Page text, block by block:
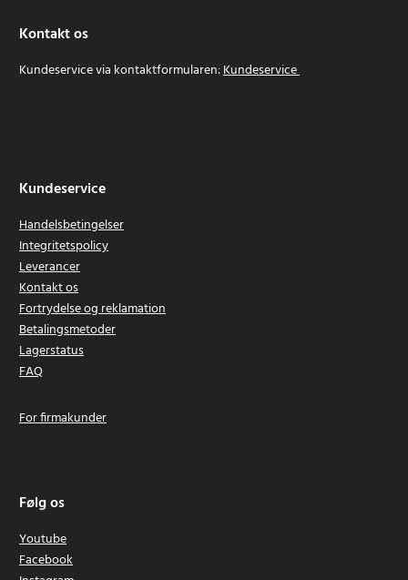
Kontakt os
Kundeservice via kontaktformularen:Kundeservice
Kundeservice
Handelsbetingelser
Integritetspolicy
Leverancer
Kontakt os
Fortrydelse og reklamation
Betalingsmetoder
Lagerstatus
FAQ
For firmakunder
Følg os
Youtube
Facebook